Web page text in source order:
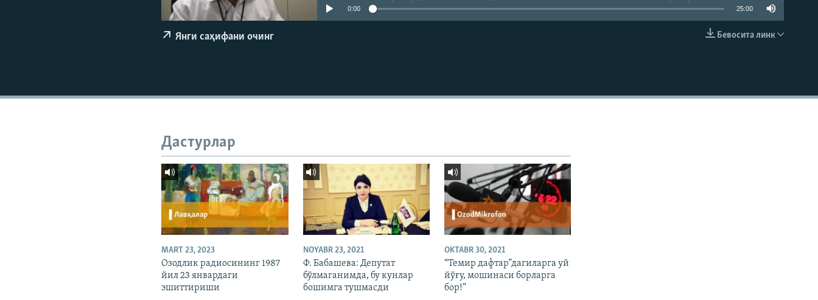
0:00 25:00
Бевосита линк
Янги саҳифани очинг
Дастурлар
MART 23, 2023
Озодлик радиосининг 1987
йил 23 январдаги
эшиттириши
NOYABR 23, 2021
Ф. Бабашева: Депутат
бўлмаганимда, бу кунлар
бошимга тушмасди
OKTABR 30, 2021
“Темир дафтар”дагиларга уй
йўғу, мошинаси борларга
бор!”